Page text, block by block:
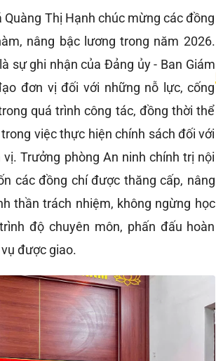
Thị Hạnh chúc mừng các đồng
nâng bậc lương trong năm 2026.
sự ghi nhận của Đảng ủy - Ban Giám
đơn vị đối với những nỗ lực, cống
quá trình công tác, đồng thời thể
việc thực hiện chính sách đối với
Trưởng phòng An ninh chính trị nội
các đồng chí được thăng cấp, nâng
thần trách nhiệm, không ngừng học
độ chuyên môn, phấn đấu hoàn
được giao.